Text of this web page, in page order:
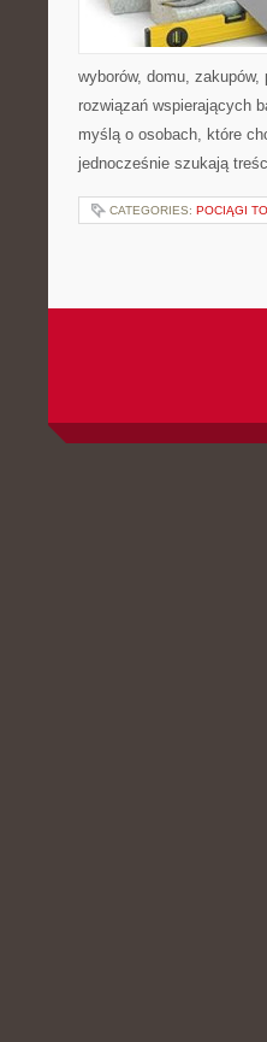
wyborów, domu,
rozwiązań wspierających
myślą o osobach, które
jednocześnie szukają
CATEGORIES: POCIĄGI